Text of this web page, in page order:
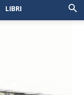
LIBRI